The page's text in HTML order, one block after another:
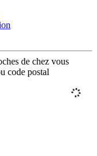
de chez vous
code postal